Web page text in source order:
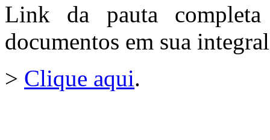
Link da pauta
documentos em sua
> Clique aqui.